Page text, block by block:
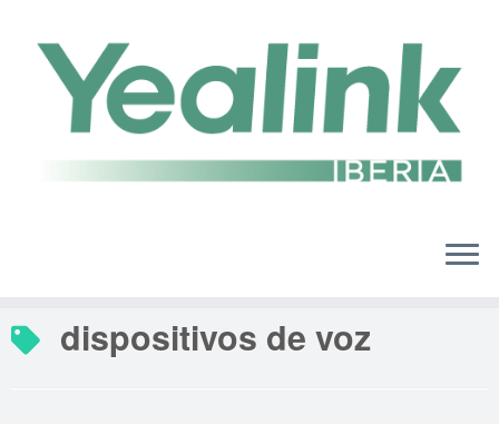
contenido
dispositivos de voz